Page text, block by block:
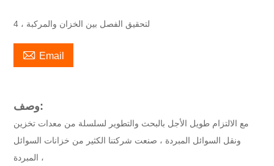
4 ، لتحقيق الفصل بين الخزان والمركبة
 Email
وصف:
مع الالتزام طويل الأجل بالبحث والتطوير لسلسلة من معدات تخزين
ونقل السوائل المبردة ، صنعت شركتنا الكثير من خزانات السوائل
المبردة ،